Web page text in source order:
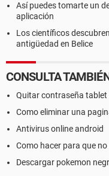
Así puedes tomarte un
aplicación
Los científicos
antigüedad en Belice
CONSULTA
Quitar contraseña tablet
Como eliminar una
Antivirus online android
Como hacer para que
Descargar pokemon